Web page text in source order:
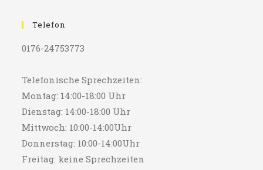
Telefon
0176-24753773
Telefonische Sprechzeiten:
Montag: 14:00-18:00 Uhr
Dienstag: 14:00-18:00 Uhr
Mittwoch: 10:00-14:00Uhr
Donnerstag: 10:00-14:00Uhr
Freitag: keine Sprechzeiten